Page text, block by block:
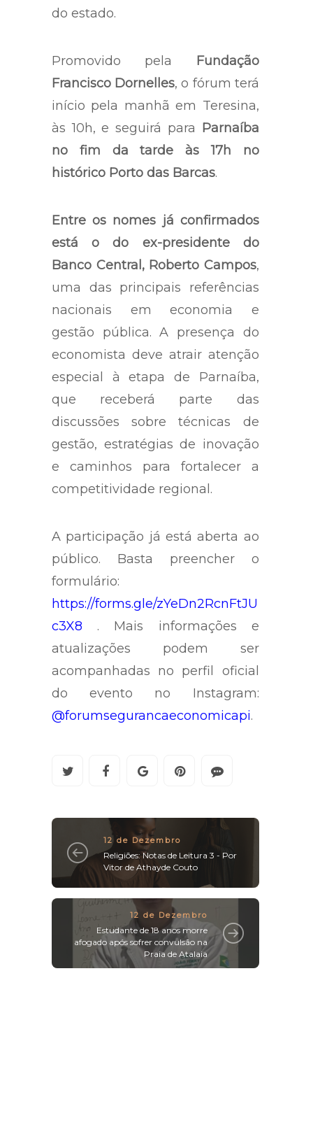
do estado.
Promovido pela
Fundação
Francisco Dornelles, o fórum terá
início pela manhã em Teresina,
às 10h, e seguirá para Parnaíba
no fim da tarde às 17h no
histórico Porto das Barcas.
Entre os nomes já confirmados
está o do ex-presidente do
Banco Central, Roberto Campos,
uma das principais referências
nacionais em economia e
gestão pública. A presença do
economista deve atrair atenção
especial à etapa de Parnaíba,
que receberá parte das
discussões sobre técnicas de
gestão, estratégias de inovação
e caminhos para fortalecer a
competitividade regional.
A participação já está aberta ao
público. Basta preencher o
formulário:
https://forms.gle/zYeDn2RcnFtJU
c3X8 . Mais informações e
atualizações podem ser
acompanhadas no perfil oficial
do evento no Instagram:
@forumsegurancaeconomicapi.
12 de Dezembro
Religiões: Notas de Leitura 3 - Por
Vitor de Athayde Couto
12 de Dezembro
Estudante de 18 anos morre
afogado após sofrer convulsão na
Praia de Atalaia